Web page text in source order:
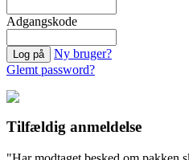
Adgangskode
Ny bruger?
Glemt password?
Tilfældig anmeldelse